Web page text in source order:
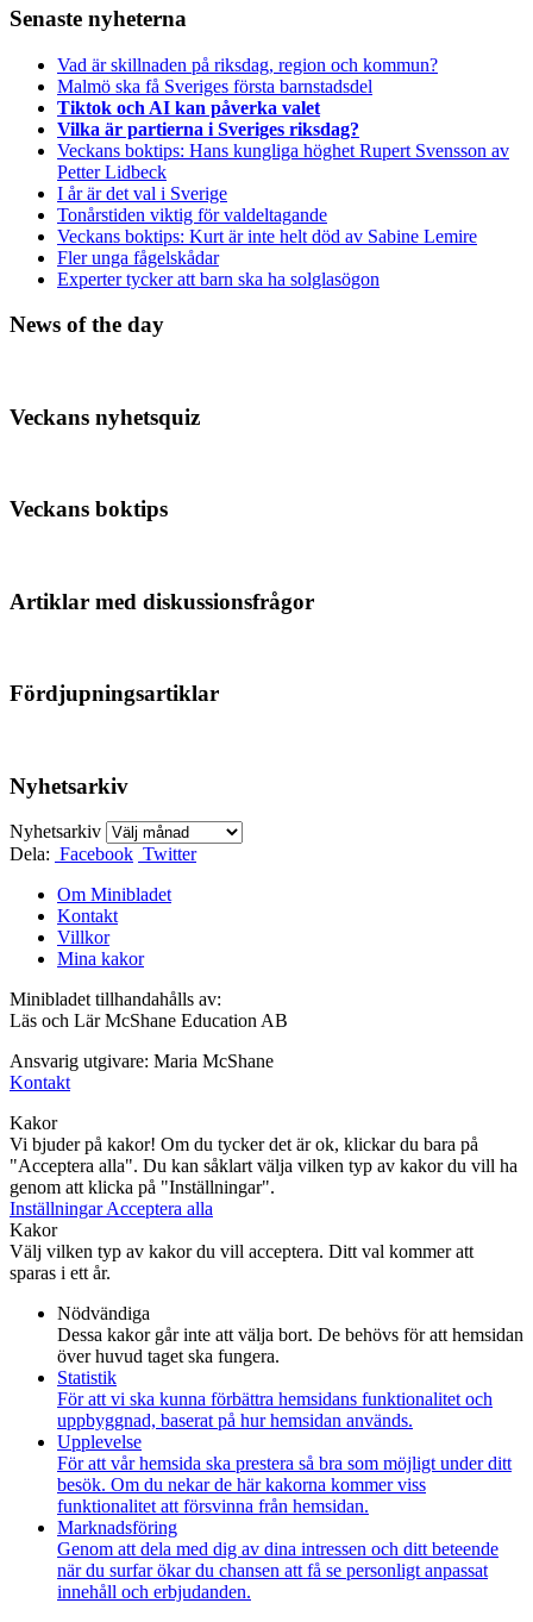
Senaste nyheterna
Vad är skillnaden på riksdag, region och kommun?
Malmö ska få Sveriges första barnstadsdel
Tiktok och AI kan påverka valet
Vilka är partierna i Sveriges riksdag?
Veckans boktips: Hans kungliga höghet Rupert Svensson av
Petter Lidbeck
I år är det val i Sverige
Tonårstiden viktig för valdeltagande
Veckans boktips: Kurt är inte helt död av Sabine Lemire
Fler unga fågelskådar
Experter tycker att barn ska ha solglasögon
News of the day
Veckans nyhetsquiz
Veckans boktips
Artiklar med diskussionsfrågor
Fördjupningsartiklar
Nyhetsarkiv
Nyhetsarkiv
Dela: Facebook Twitter
Om Minibladet
Kontakt
Villkor
Mina kakor
Minibladet tillhandahålls av:
Läs och Lär McShane Education AB
Ansvarig utgivare: Maria McShane
Kontakt
Kakor
Vi bjuder på kakor! Om du tycker det är ok, klickar du bara på
"Acceptera alla". Du kan såklart välja vilken typ av kakor du vill ha
genom att klicka på "Inställningar".
InställningarAcceptera alla
Kakor
Välj vilken typ av kakor du vill acceptera. Ditt val kommer att
sparas i ett år.
Nödvändiga
Dessa kakor går inte att välja bort. De behövs för att hemsidan
över huvud taget ska fungera.
Statistik
För att vi ska kunna förbättra hemsidans funktionalitet och
uppbyggnad, baserat på hur hemsidan används.
Upplevelse
För att vår hemsida ska prestera så bra som möjligt under ditt
besök. Om du nekar de här kakorna kommer viss
funktionalitet att försvinna från hemsidan.
Marknadsföring
Genom att dela med dig av dina intressen och ditt beteende
när du surfar ökar du chansen att få se personligt anpassat
innehåll och erbjudanden.